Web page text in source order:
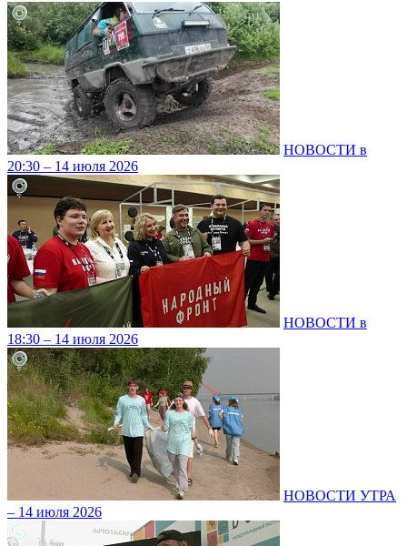
НОВОСТИ в
20:30 – 14 июля 2026
НОВОСТИ в
18:30 – 14 июля 2026
НОВОСТИ УТРА
– 14 июля 2026